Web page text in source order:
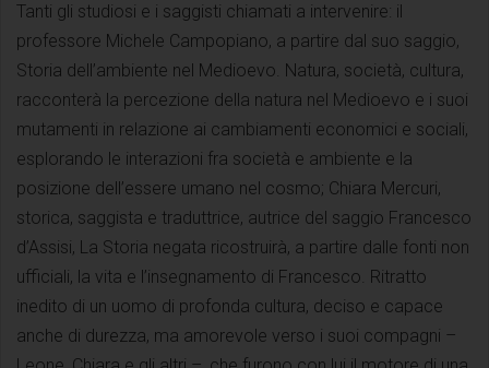
Tanti gli studiosi e i saggisti chiamati a intervenire: il
professore Michele Campopiano, a partire dal suo saggio,
Storia dell’ambiente nel Medioevo. Natura, società, cultura,
racconterà la percezione della natura nel Medioevo e i suoi
mutamenti in relazione ai cambiamenti economici e sociali,
esplorando le interazioni fra società e ambiente e la
posizione dell’essere umano nel cosmo; Chiara Mercuri,
storica, saggista e traduttrice, autrice del saggio Francesco
d’Assisi, La Storia negata ricostruirà, a partire dalle fonti non
ufficiali, la vita e l’insegnamento di Francesco. Ritratto
inedito di un uomo di profonda cultura, deciso e capace
anche di durezza, ma amorevole verso i suoi compagni –